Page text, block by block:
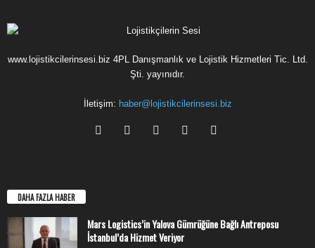
www.lojistikcilerinsesi.biz 4PL Danışmanlık ve Lojistik Hizmetleri Tic. Ltd.
Şti. yayınıdır.
İletişim: haber@lojistikcilerinsesi.biz
DAHA FAZLA HABER
Mars Logistics’in Yalova Gümrüğüne Bağlı Antreposu
İstanbul’da Hizmet Veriyor